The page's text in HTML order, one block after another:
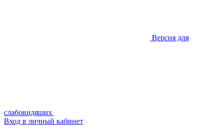
Версия для
слабовидящих
Вход в личный кабинет